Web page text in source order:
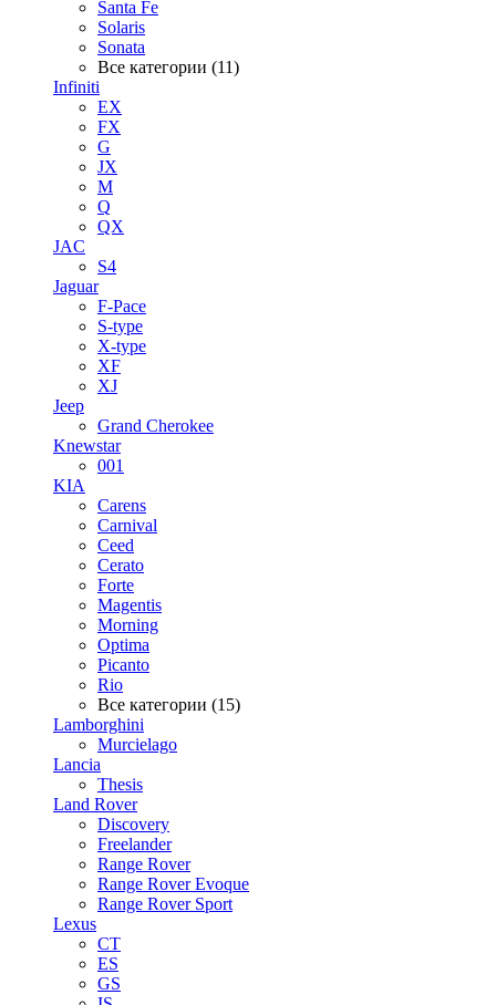
Santa Fe
Solaris
Sonata
Все категории (11)
Infiniti
EX
FX
G
JX
M
Q
QX
JAC
S4
Jaguar
F-Pace
S-type
X-type
XF
XJ
Jeep
Grand Cherokee
Knewstar
001
KIA
Carens
Carnival
Ceed
Cerato
Forte
Magentis
Morning
Optima
Picanto
Rio
Все категории (15)
Lamborghini
Murcielago
Lancia
Thesis
Land Rover
Discovery
Freelander
Range Rover
Range Rover Evoque
Range Rover Sport
Lexus
CT
ES
GS